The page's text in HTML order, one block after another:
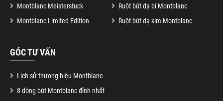
Montblanc Meisterstuck
Ruột bút dạ bi Montblanc
Montblanc Limited Edition
Ruột bút dạ kim Montblanc
GÓC TƯ VẤN
Lịch sử thương hiệu Montblanc
8 dòng bút Montblanc đỉnh nhất